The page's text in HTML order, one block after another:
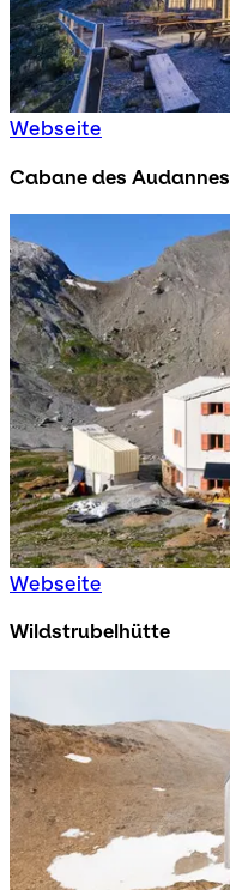
Webseite
Cabane des Audannes
Webseite
Wildstrubelhütte